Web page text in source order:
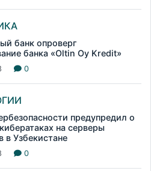
банк опроверг
банка «Oltin Oy Kredit»
0
предупредил о
на серверы
в Узбекистане
0